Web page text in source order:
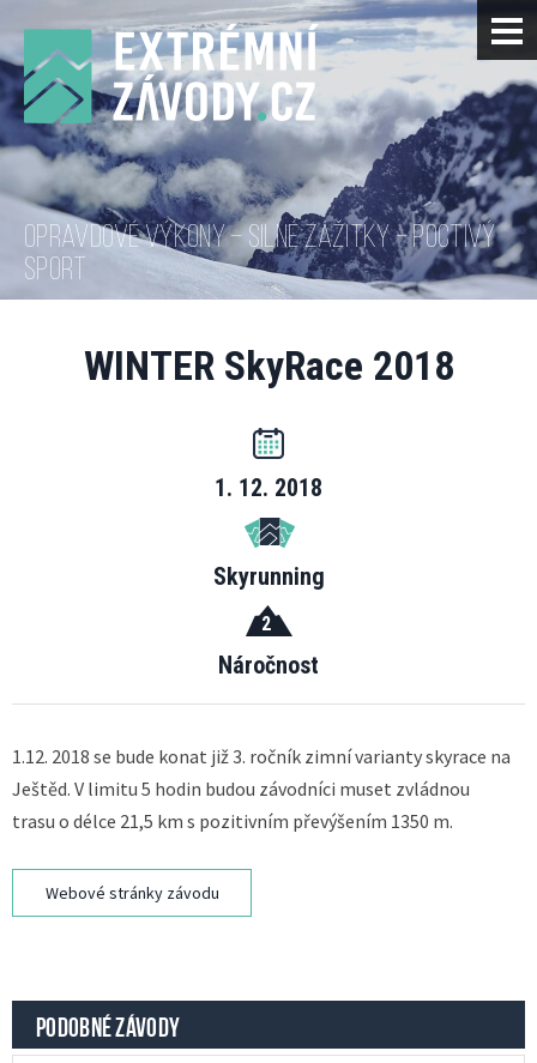
OPRAVDOVÉ VÝKONY – SILNÉ ZÁŽITKY – POCTIVÝ
SPORT
WINTER SkyRace 2018
1. 12. 2018
Skyrunning
2
Náročnost
1.12. 2018 se bude konat již 3. ročník zimní varianty skyrace na
Ještěd. V limitu 5 hodin budou závodníci muset zvládnou
trasu o délce 21,5 km s pozitivním převýšením 1350 m.
Webové stránky závodu
PODOBNÉ ZÁVODY